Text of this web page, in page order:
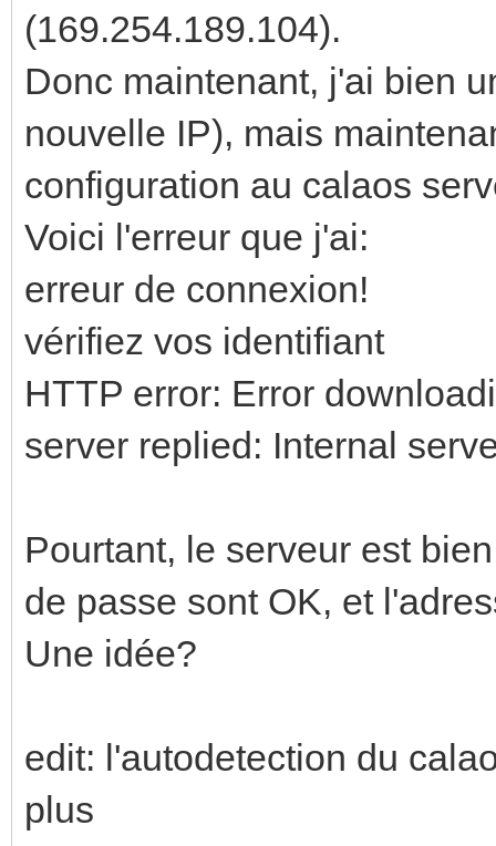
(169.254.189.104).
Donc maintenant, j'ai bien
nouvelle IP), mais
configuration au calaos
Voici l'erreur que j'ai:
erreur de connexion!
vérifiez vos identifiant
HTTP error: Error
server replied: Internal
Pourtant, le serveur est
de passe sont OK, et
Une idée?
edit: l'autodetection du
plus